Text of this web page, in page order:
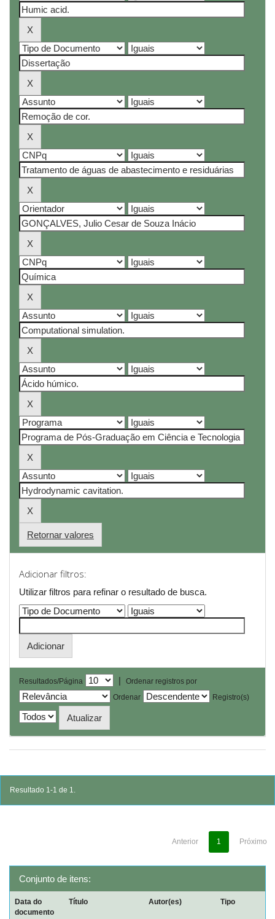
Retornar valores
Adicionar filtros:
Utilizar filtros para refinar o resultado de busca.
Resultados/Página |
Ordenar registros por
Ordenar
Registro(s)
Resultado 1-1 de 1.
Anterior 1 Próximo
Conjunto de itens:
Data do
documento
Título Autor(es) Tipo